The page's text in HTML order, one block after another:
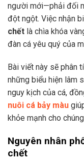
người mới—phải đối
đột ngột. Việc nhận
chết là chìa khóa
đàn cá yêu quý của
Bài viết này sẽ phân
những biểu hiện lâm
nguy kịch của cá,
nuôi cá bảy màu
khỏe mạnh cho
Nguyên nhân
chết